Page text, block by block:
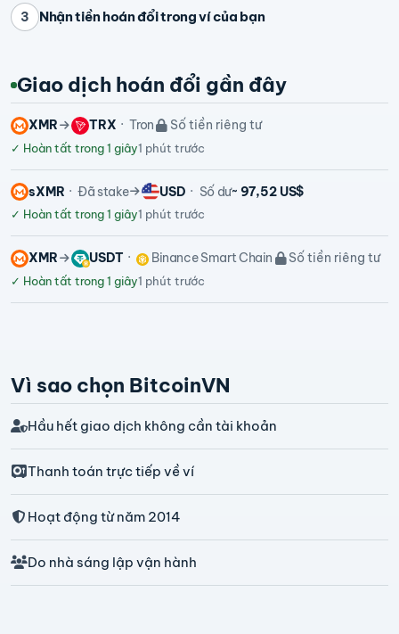
3 Nhận tiền hoán đổi trong ví của bạn
Giao dịch hoán đổi gần đây
XMR TRX Tron Số tiền riêng tư
✓ Hoàn tất trong 1 giây1 phút trước
sXMR Đã stake USD Số dư~ 97,52 US$
✓ Hoàn tất trong 1 giây1 phút trước
XMR USDT Binance Smart Chain Số tiền riêng tư
✓ Hoàn tất trong 1 giây1 phút trước
Vì sao chọn BitcoinVN
Hầu hết giao dịch không cần tài khoản
Thanh toán trực tiếp về ví
Hoạt động từ năm 2014
Do nhà sáng lập vận hành